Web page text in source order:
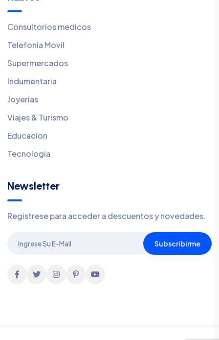
Consultorios medicos
Telefonia Movil
Supermercados
Indumentaria
Joyerias
Viajes & Turismo
Educacion
Tecnologia
Newsletter
Registrese para acceder a descuentos y novedades.
Subscribirme